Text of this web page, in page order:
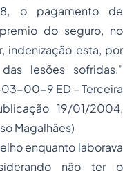
o pagamento de
do seguro, no
indenização esta, por
lesões sofridas."
00-9 ED – Terceira
19/01/2004,
Magalhães)
enquanto laborava
não ter o